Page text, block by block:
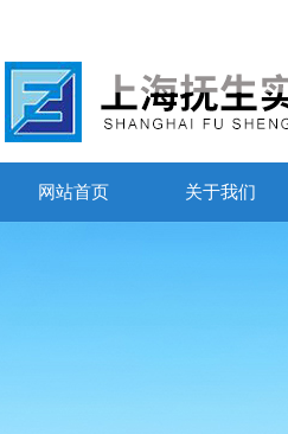
网站首页 关于我们